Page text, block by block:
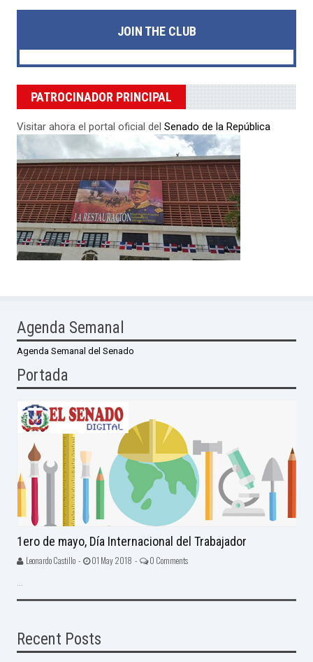
JOIN THE CLUB
PATROCINADOR PRINCIPAL
Visitar ahora el portal oficial del Senado de la República
Agenda Semanal
Agenda Semanal del Senado
Portada
1ero de mayo, Día Internacional del Trabajador
Leonardo Castillo - 01 May 2018 - 0 Comments
Recent Posts